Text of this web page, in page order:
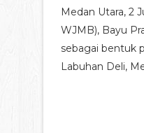
Medan Utara, 2
WJMB), Bayu
sebagai bentuk
Labuhan Deli,